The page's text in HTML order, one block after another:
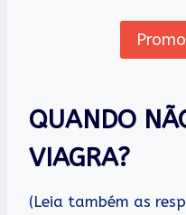
QUANDO
VIAGRA?
(Leia também as